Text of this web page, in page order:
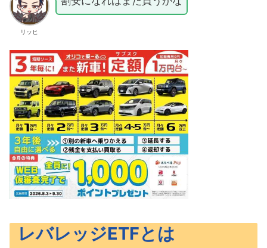
リッヒ
レバレッジETFとは